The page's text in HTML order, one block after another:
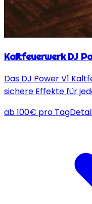
Kaltfeuerwerk DJ
Das DJ Power V1
sichere Effekte für
Effekthöhe von 1 bis 5
ab100€ pro Tag